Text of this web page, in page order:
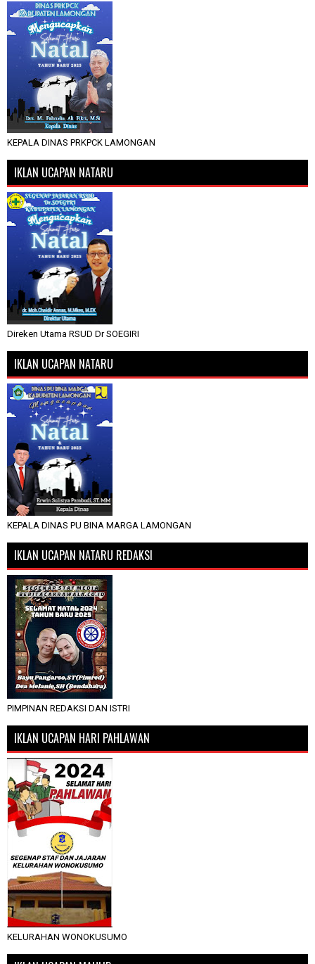
KEPALA DINAS PRKPCK LAMONGAN
IKLAN UCAPAN NATARU
Direken Utama RSUD Dr SOEGIRI
IKLAN UCAPAN NATARU
KEPALA DINAS PU BINA MARGA LAMONGAN
IKLAN UCAPAN NATARU REDAKSI
PIMPINAN REDAKSI DAN ISTRI
IKLAN UCAPAN HARI PAHLAWAN
KELURAHAN WONOKUSUMO